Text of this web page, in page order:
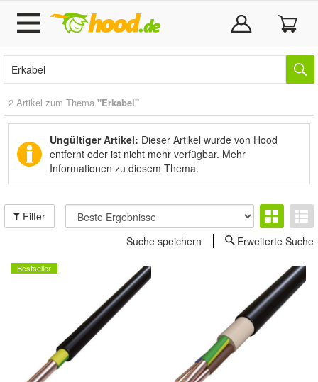
2 Artikel zum Thema "Erkabel"
Ungültiger Artikel: Dieser Artikel wurde von Hood
entfernt oder ist nicht mehr verfügbar. Mehr
Informationen zu diesem Thema.
Filter
Suche speichern
Erweiterte Suche
Bestseller